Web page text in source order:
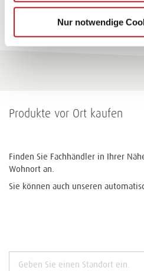
Nur notwendige
Zu allen
Produkte vor Ort kaufen
Finden Sie Fachhändler in Ihrer
Wohnort an.
Sie können auch unseren